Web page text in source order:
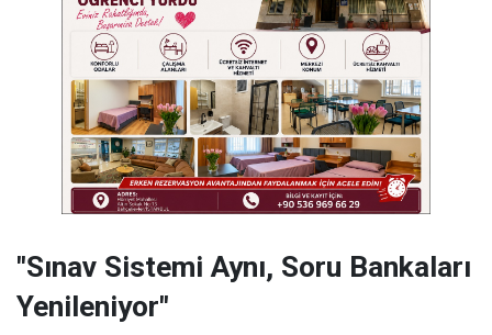
"Sınav Sistemi Aynı, Soru Bankaları
Yenileniyor"